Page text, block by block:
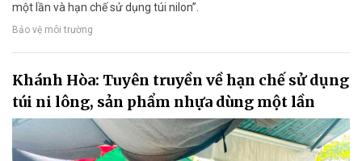
một lần và hạn chế sử dụng túi nilon”.
Bảo vệ môi trường
Khánh Hòa: Tuyên truyền về hạn chế sử dụng
túi ni lông, sản phẩm nhựa dùng một lần